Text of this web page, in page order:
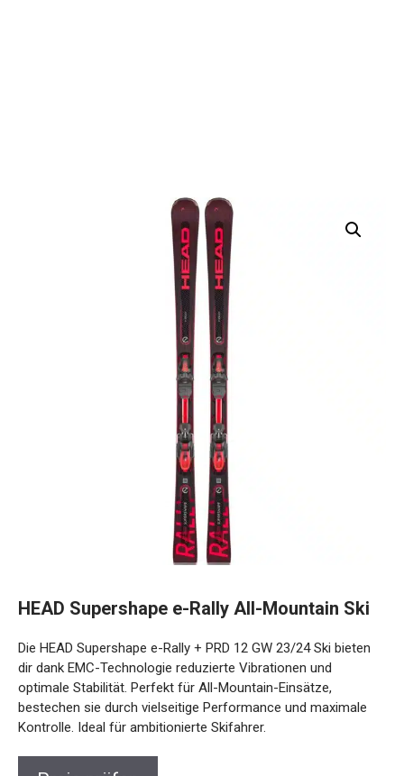
dir dank EMC-Technologie reduzierte Vibrationen und
optimale Stabilität. Perfekt für All-Mountain-Einsätze,
bestechen sie durch vielseitige Performance und maximale
Kontrolle. Ideal für ambitionierte Skifahrer.